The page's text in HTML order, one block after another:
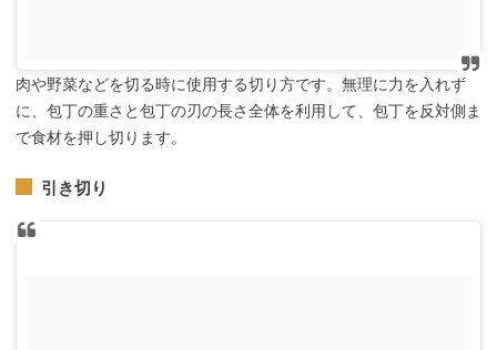
肉や野菜などを切る時に使用する切り方です。無理に力を入れず
に、包丁の重さと包丁の刃の長さ全体を利用して、包丁を反対側ま
で食材を押し切ります。
引き切り